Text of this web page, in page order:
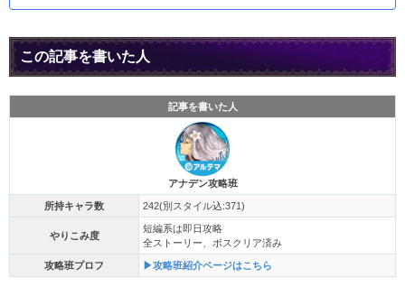
この記事を書いた人
記事を書いた人
アナデン攻略班
所持キャラ数 242(別スタイル込:371)
やりこみ度
短編系は即日攻略
全ストーリー、ボスクリア済み
攻略班プロフ ▶攻略班紹介ページはこちら